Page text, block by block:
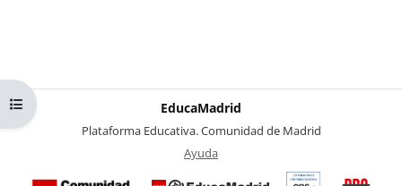
Abrir índice del curso EducaMadrid
Plataforma Educativa. Comunidad de Madrid
Ayuda
Certificación